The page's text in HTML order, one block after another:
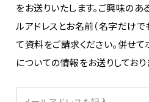
をお送りいたします。ご興味の
ルアドレスとお名前（名字だけ
て資料をご請求ください。併せ
についての情報をお送りしており